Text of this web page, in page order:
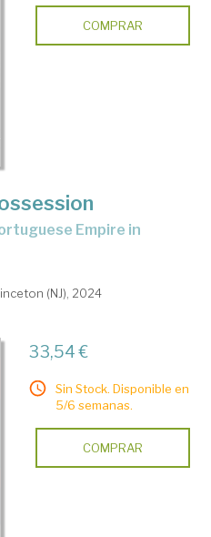
COMPRAR
(NJ), 2024
33,54 €
Sin Stock. Disponible en
5/6 semanas.
COMPRAR